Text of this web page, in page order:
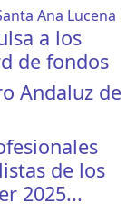
a los
de fondos
Andaluz de
de los
2025...